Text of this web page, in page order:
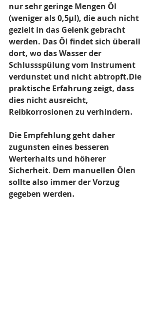
nur sehr geringe Mengen Öl
(weniger als 0,5µl), die auch nicht
gezielt in das Gelenk gebracht
werden. Das Öl findet sich überall
dort, wo das Wasser der
Schlussspülung vom Instrument
verdunstet und nicht abtropft.Die
praktische Erfahrung zeigt, dass
dies nicht ausreicht,
Reibkorrosionen zu verhindern.
Die Empfehlung geht daher
zugunsten eines besseren
Werterhalts und höherer
Sicherheit. Dem manuellen Ölen
sollte also immer der Vorzug
gegeben werden.